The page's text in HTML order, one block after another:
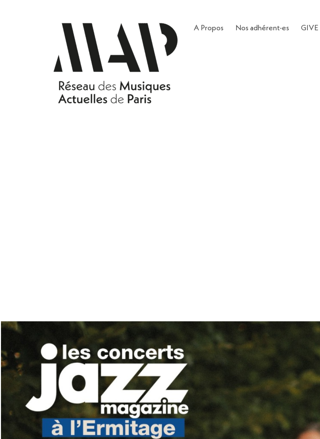
A Propos Nos adhérent·es GIVE